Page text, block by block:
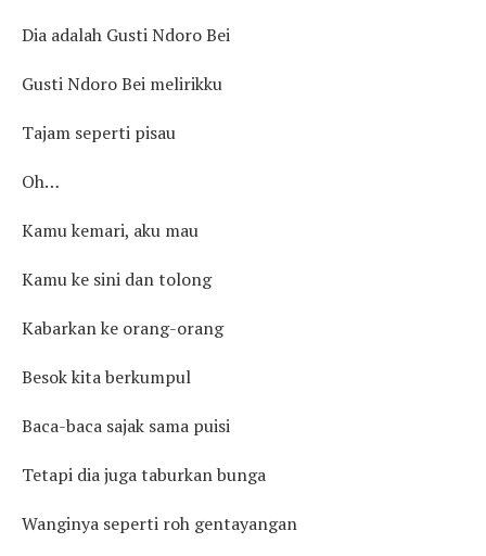
Dia adalah Gusti Ndoro Bei
Gusti Ndoro Bei melirikku
Tajam seperti pisau
Oh…
Kamu kemari, aku mau
Kamu ke sini dan tolong
Kabarkan ke orang-orang
Besok kita berkumpul
Baca-baca sajak sama puisi
Tetapi dia juga taburkan bunga
Wanginya seperti roh gentayangan